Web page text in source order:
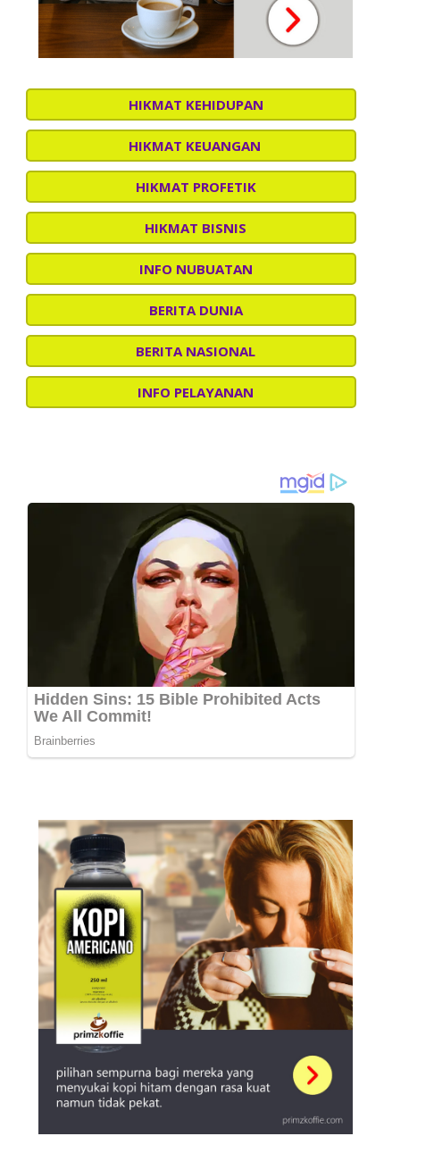
HIKMAT KEHIDUPAN
HIKMAT KEUANGAN
HIKMAT PROFETIK
HIKMAT BISNIS
INFO NUBUATAN
BERITA DUNIA
BERITA NASIONAL
INFO PELAYANAN